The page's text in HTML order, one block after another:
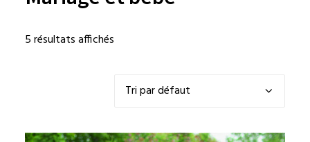
5 résultats affichés